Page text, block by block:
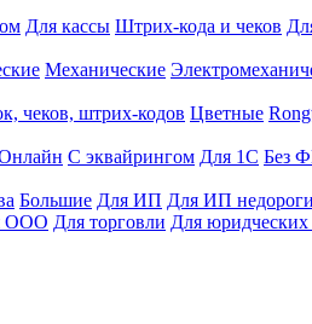
Для кассы Штрих-кода и чеков
Механические
чеков, штрих-кодов Цветные
С эквайрингом Для 1С Без
Большие Для ИП Для ИП
ООО Для торговли Для юридческих